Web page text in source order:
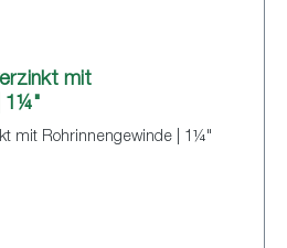
mit
1¼"
mit Rohrinnengewinde | 1¼"